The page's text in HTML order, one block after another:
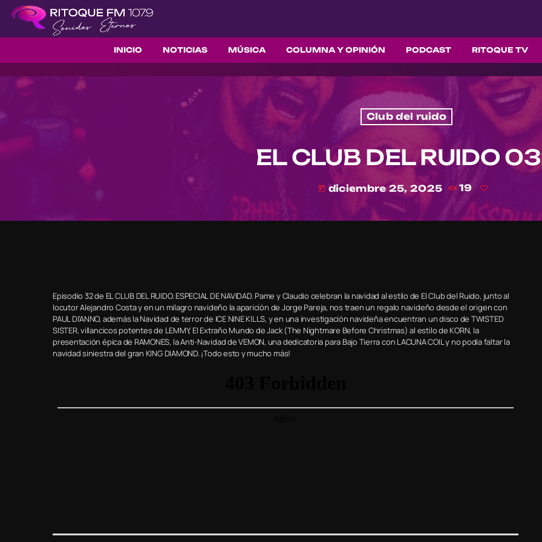
INICIO NOTICIAS MÚSICA COLUMNA Y OPINIÓN PODCAST RITOQUE TV
Club del ruido
EL CLUB DEL RUIDO
today diciembre 25, 2025 19
Episodio 32 de EL CLUB DEL RUIDO. ESPECIAL DE NAVIDAD. Pame y Claudio celebran la navidad al estilo de El Club del Ruido, junto al
locutor Alejandro Costa y en un milagro navideño la aparición de Jorge Pareja, nos traen un regalo navideño desde el origen con
PAUL DI’ANNO, además la Navidad de terror de ICE NINE KILLS, y en una investigación navideña encuentran un disco de TWISTED
SISTER, villancicos potentes de LEMMY, El Extraño Mundo de Jack (The Nightmare Before Christmas) al estilo de KORN, la
presentación épica de RAMONES, la Anti-Navidad de VEMON, una dedicatoria para Bajo Tierra con LACUNA COIL y no podía faltar la
navidad siniestra del gran KING DIAMOND. ¡Todo esto y mucho más!